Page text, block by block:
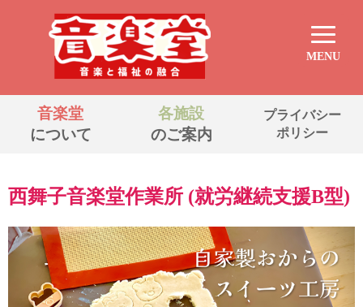
MENU
音楽堂
について
各施設
のご案内
プライバシー
ポリシー
西舞子音楽堂作業所 (就労継続⽀援B型)